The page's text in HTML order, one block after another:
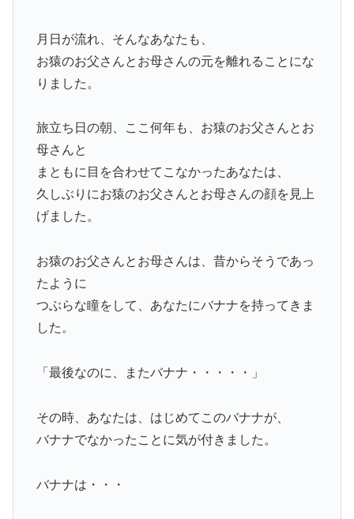
月日が流れ、そんなあなたも、
お猿のお父さんとお母さんの元を離れることにな
りました。
旅立ち日の朝、ここ何年も、お猿のお父さんとお
母さんと
まともに目を合わせてこなかったあなたは、
久しぶりにお猿のお父さんとお母さんの顔を見上
げました。
お猿のお父さんとお母さんは、昔からそうであっ
たように
つぶらな瞳をして、あなたにバナナを持ってきま
した。
「最後なのに、またバナナ・・・・・」
その時、あなたは、はじめてこのバナナが、
バナナでなかったことに気が付きました。
バナナは・・・